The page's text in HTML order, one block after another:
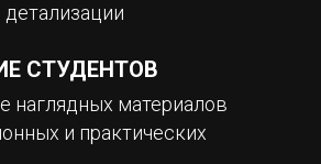
наглядных материалов
и практических
СТУДЕНТОВ